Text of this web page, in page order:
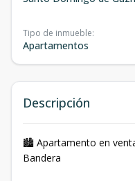
Tipo de inmueble:
Apartamentos
Descripción
🏙️ Apartamento en
Bandera